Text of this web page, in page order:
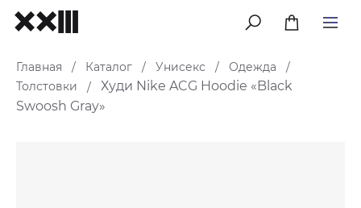
меню
Главная / Каталог / Унисекс / Одежда
/
Толстовки
/
Худи Nike ACG Hoodie «Black
Swoosh Gray»